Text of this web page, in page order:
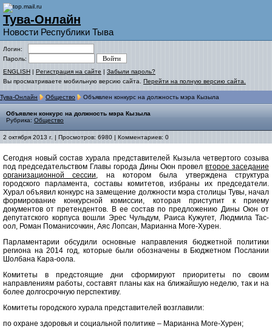
Тува-Онлайн
Новости Республики Тыва
Логин:
Пароль:
ENGLISH | Регистрация на сайте | Забыли пароль?
Вы просматриваете мобильную версию сайта. Перейти на полную версию сайта.
Тува-Онлайн Общество Объявлен конкурс на должность мэра Кызыла
Объявлен конкурс на должность мэра Кызыла
Рубрика: Общество
2 октября 2013 г. | Просмотров: 6980 | Комментариев: 0
Сегодня новый состав хурала представителей Кызыла четвертого созыва
под председательством Главы города Дины Оюн провелвторое заседание
организационной сессии, на котором была утверждена структура
городского парламента, составы комитетов, избраны их председатели.
Хурал объявил конкурс на замещение должности мэра столицы Тувы, начал
формирование конкурсной комиссии, которая приступит к приему
документов от претендентов. В ее состав по предложению Дины Оюн от
депутатского корпуса вошли Эрес Чульдум, Раиса Кужугет, Людмила Тас-
оол, Роман Поманисочкин, Аяс Лопсан, Марианна Моге-Хурен.
Парламентарии обсудили основные направления бюджетной политики
региона на 2014 год, которые были обозначены в Бюджетном Послании
Шолбана Кара-оола.
Комитеты в предстоящие дни сформируют приоритеты по своим
направлениям работы, составят планы как на ближайшую неделю, так и на
более долгосрочную перспективу.
Комитеты городского хурала представителей возглавили:
по охране здоровья и социальной политике – Марианна Моге-Хурен;